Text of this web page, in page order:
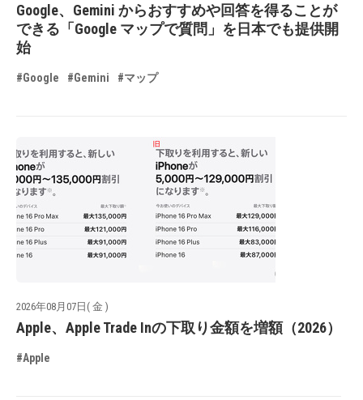
Google、Gemini からおすすめや回答を得ることが
できる「Google マップで質問」を日本でも提供開
始
#Google #Gemini #マップ
2026年08月07日( 金 )
Apple、Apple Trade Inの下取り金額を増額（2026）
#Apple